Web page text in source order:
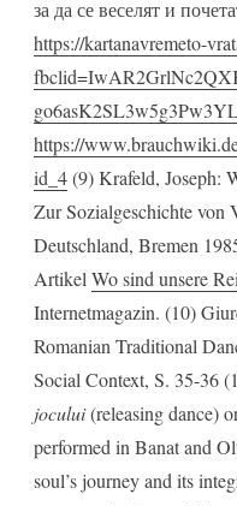
за да се веселят и
https://kartanavremeto-
https://
id_4(9) Krafeld, Joseph:
Zur Sozialgeschichte von
Deutschland, Bremen
ArtikelWo sind unsere
Internetmagazin. (10)
Romanian Traditional
Social Context, S. 35-36
jocului(releasing dance)
performed in Banat and
soul’s journey and its